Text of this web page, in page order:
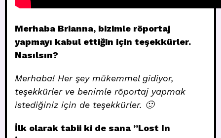
Merhaba Brianna, bizimle röportaj
yapmayı kabul ettiğin için teşekkürler.
Nasılsın?
Merhaba! Her şey mükemmel gidiyor,
teşekkürler ve benimle röportaj yapmak
istediğiniz için de teşekkürler. 🙂
İlk olarak tabii ki de sana ”Lost In